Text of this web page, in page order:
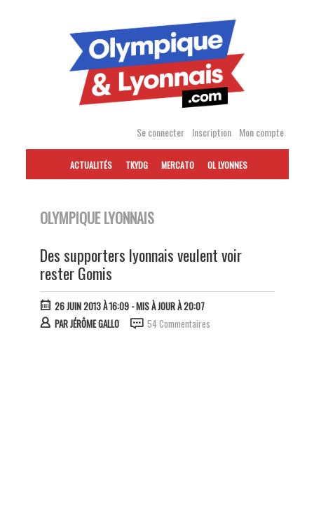
Se connecter Inscription Mon compte
ACTUALITÉS TKYDG MERCATO OL LYONNES
OLYMPIQUE LYONNAIS
Des supporters lyonnais veulent voir
26 JUIN 2013 À 16:09- MIS À JOUR À 20:07
PARJÉRÔME GALLO 54 Commentaires